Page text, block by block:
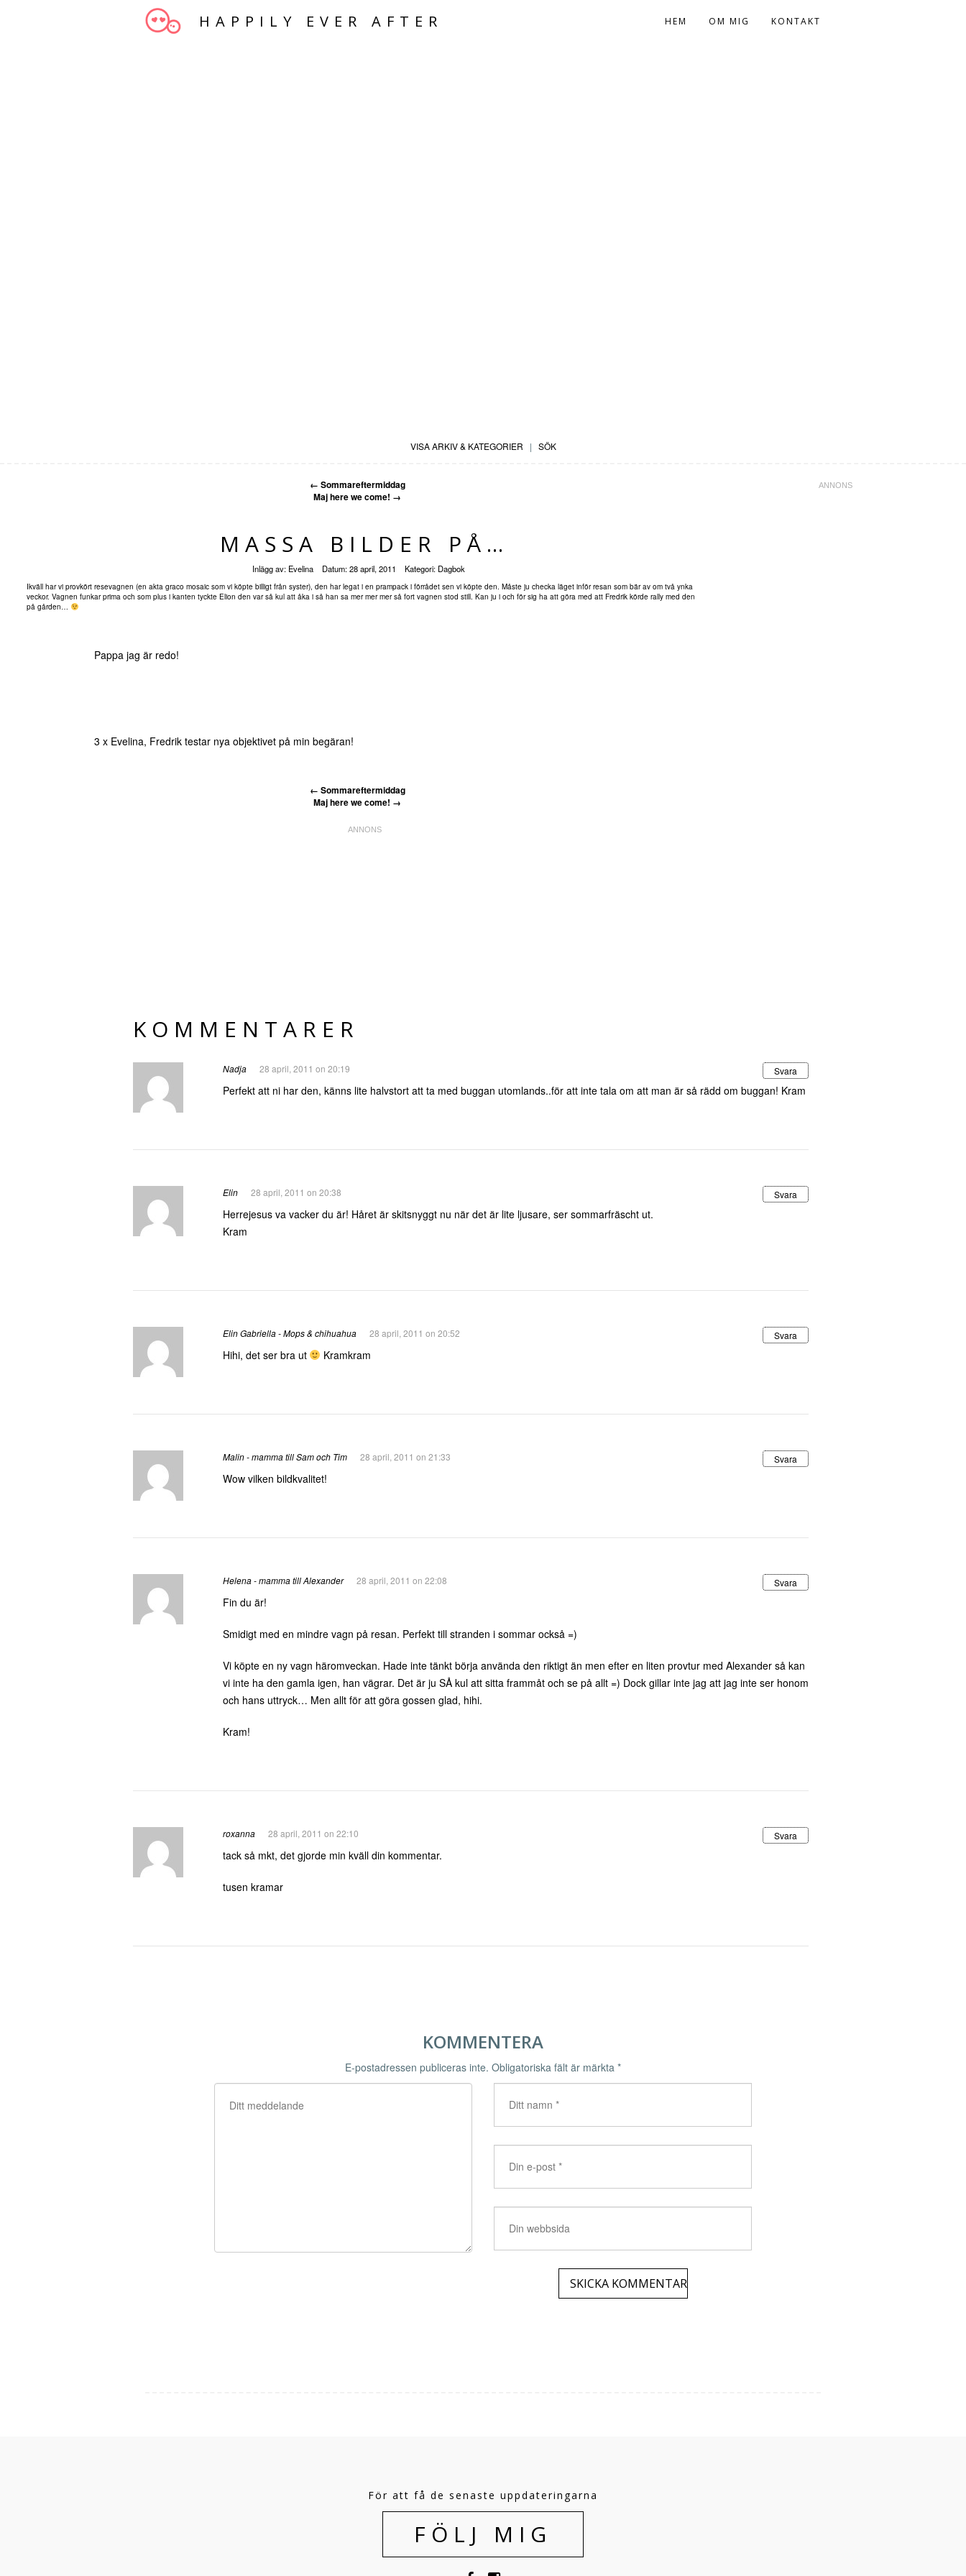
HAPPILY EVER AFTER HEM OM MIG KONTAKT
VISA ARKIV & KATEGORIER | SÖK
← Sommareftermiddag
Maj here we come! →
MASSA BILDER PÅ…
Inlägg av: Evelina Datum:28 april, 2011 Kategori: Dagbok
Ikväll har vi provkört resevagnen (en akta graco mosaic som vi köpte billigt från syster), den har legat i en prampack i förrådet sen vi köpte den. Måste ju checka läget inför resan som bär av om två ynka
veckor. Vagnen funkar prima och som plus i kanten tyckte Elion den var så kul att åka i så han sa mer mer mer så fort vagnen stod still. Kan ju i och för sig ha att göra med att Fredrik körde rally med den
på gården…
Pappa jag är redo!
3 x Evelina, Fredrik testar nya objektivet på min begäran!
← Sommareftermiddag
Maj here we come! →
KOMMENTARER
Nadja 28 april, 2011 on 20:19 Svara
Perfekt att ni har den, känns lite halvstort att ta med buggan utomlands..för att inte tala om att man är så rädd om buggan! Kram
Elin 28 april, 2011 on 20:38 Svara
Herrejesus va vacker du är! Håret är skitsnyggt nu när det är lite ljusare, ser sommarfräscht ut.
Kram
Elin Gabriella - Mops & chihuahua 28 april, 2011 on 20:52 Svara
Hihi, det ser bra ut Kramkram
Malin - mamma till Sam och Tim 28 april, 2011 on 21:33 Svara
Wow vilken bildkvalitet!
Helena - mamma till Alexander 28 april, 2011 on 22:08 Svara
Fin du är!
Smidigt med en mindre vagn på resan. Perfekt till stranden i sommar också =)
Vi köpte en ny vagn häromveckan. Hade inte tänkt börja använda den riktigt än men efter en liten provtur med Alexander så kan
vi inte ha den gamla igen, han vägrar. Det är ju SÅ kul att sitta frammåt och se på allt =) Dock gillar inte jag att jag inte ser honom
och hans uttryck… Men allt för att göra gossen glad, hihi.
Kram!
roxanna 28 april, 2011 on 22:10 Svara
tack så mkt, det gjorde min kväll din kommentar.
tusen kramar
KOMMENTERA
E-postadressen publiceras inte. Obligatoriska fält är märkta *
För att få de senaste uppdateringarna
FÖLJ MIG